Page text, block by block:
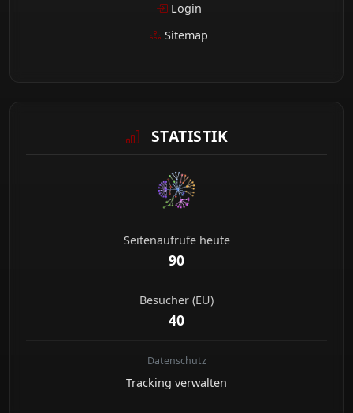
Login
Sitemap
STATISTIK
Seitenaufrufe heute
90
Besucher (EU)
40
Datenschutz
Tracking verwalten